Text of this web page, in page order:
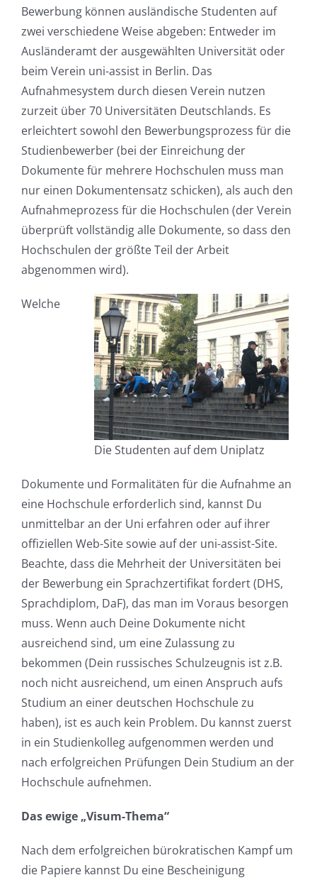
Bewerbung können ausländische Studenten auf
zwei verschiedene Weise abgeben: Entweder im
Ausländeramt der ausgewählten Universität oder
beim Verein uni-assist in Berlin. Das
Aufnahmesystem durch diesen Verein nutzen
zurzeit über 70 Universitäten Deutschlands. Es
erleichtert sowohl den Bewerbungsprozess für die
Studienbewerber (bei der Einreichung der
Dokumente für mehrere Hochschulen muss man
nur einen Dokumentensatz schicken), als auch den
Aufnahmeprozess für die Hochschulen (der Verein
überprüft vollständig alle Dokumente, so dass den
Hochschulen der größte Teil der Arbeit
abgenommen wird).
Die Studenten auf dem Uniplatz
Welche
Dokumente und Formalitäten für die Aufnahme an
eine Hochschule erforderlich sind, kannst Du
unmittelbar an der Uni erfahren oder auf ihrer
offiziellen Web-Site sowie auf der uni-assist-Site.
Beachte, dass die Mehrheit der Universitäten bei
der Bewerbung ein Sprachzertifikat fordert (DHS,
Sprachdiplom, DaF), das man im Voraus besorgen
muss. Wenn auch Deine Dokumente nicht
ausreichend sind, um eine Zulassung zu
bekommen (Dein russisches Schulzeugnis ist z.B.
noch nicht ausreichend, um einen Anspruch aufs
Studium an einer deutschen Hochschule zu
haben), ist es auch kein Problem. Du kannst zuerst
in ein Studienkolleg aufgenommen werden und
nach erfolgreichen Prüfungen Dein Studium an der
Hochschule aufnehmen.
Das ewige „Visum-Thema“
Nach dem erfolgreichen bürokratischen Kampf um
die Papiere kannst Du eine Bescheinigung